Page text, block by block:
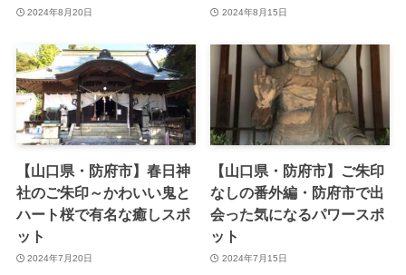
2024年8月20日 2024年8月15日
【山口県・防府市】春日神
社のご朱印～かわいい鬼と
ハート桜で有名な癒しスポ
ット
2024年7月20日
【山口県・防府市】ご朱印
なしの番外編・防府市で出
会った気になるパワースポ
ット
2024年7月15日